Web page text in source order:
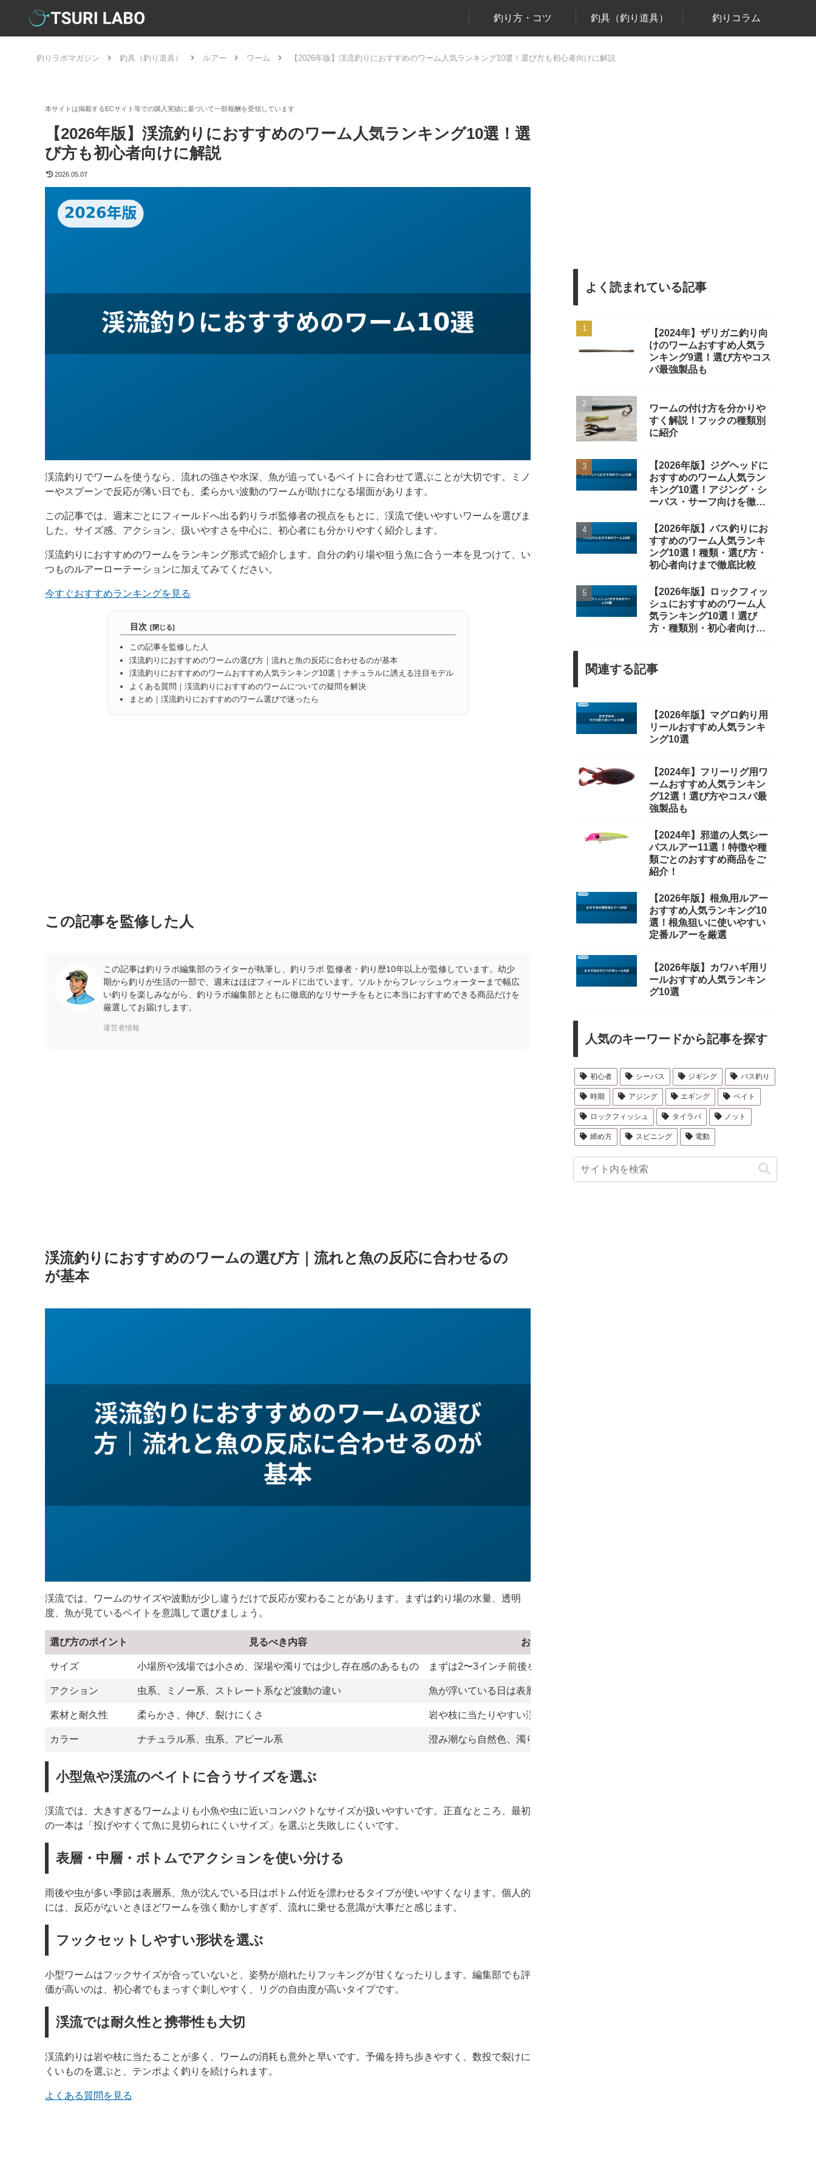
釣り方・コツ 釣具（釣り道具） 釣りコラム
釣りラボマガジン 釣具（釣り道具） ルアー ワーム 【2026年版】渓流釣りにおすすめのワーム人気ランキング10選！選び方も初心者向けに解説
【2026年版】渓流釣りにおすすめのワーム人気ランキング10選！選
び方も初心者向けに解説
2026.05.07
渓流釣りでワームを使うなら、流れの強さや水深、魚が追っているベイトに合わせて選ぶことが大切です。ミノ
ーやスプーンで反応が薄い日でも、柔らかい波動のワームが助けになる場面があります。
この記事では、週末ごとにフィールドへ出る釣りラボ監修者の視点をもとに、渓流で使いやすいワームを選びま
した。サイズ感、アクション、扱いやすさを中心に、初心者にも分かりやすく紹介します。
渓流釣りにおすすめのワームをランキング形式で紹介します。自分の釣り場や狙う魚に合う一本を見つけて、い
つものルアーローテーションに加えてみてください。
今すぐおすすめランキングを見る
目次
この記事を監修した人
渓流釣りにおすすめのワームの選び方｜流れと魚の反応に合わせるのが基本
渓流釣りにおすすめのワームおすすめ人気ランキング10選｜ナチュラルに誘える注目モデル
よくある質問｜渓流釣りにおすすめのワームについての疑問を解決
まとめ｜渓流釣りにおすすめのワーム選びで迷ったら
この記事を監修した人
この記事は釣りラボ編集部のライターが執筆し、釣りラボ 監修者・釣り歴10年以上が監修しています。幼少
期から釣りが生活の一部で、週末はほぼフィールドに出ています。ソルトからフレッシュウォーターまで幅広
い釣りを楽しみながら、釣りラボ編集部とともに徹底的なリサーチをもとに本当におすすめできる商品だけを
厳選してお届けします。
運営者情報
渓流釣りにおすすめのワームの選び方｜流れと魚の反応に合わせるの
が基本
渓流では、ワームのサイズや波動が少し違うだけで反応が変わることがあります。まずは釣り場の水量、透明
度、魚が見ているベイトを意識して選びましょう。
選び方のポイント 見るべき内容 おすすめの使い方
サイズ 小場所や浅場では小さめ、深場や濁りでは少し存在感のあるもの まずは2〜3インチ前後を基準にする
アクション 虫系、ミノー系、ストレート系など波動の違い 魚が浮いている日は表層、沈んでいる日はボトム付近を探る
素材と耐久性 柔らかさ、伸び、裂けにくさ 岩や枝に当たりやすい渓流では耐久性も重視する
カラー ナチュラル系、虫系、アピール系 澄み潮なら自然色、濁りやローライトなら見つけやすい色
小型魚や渓流のベイトに合うサイズを選ぶ
渓流では、大きすぎるワームよりも小魚や虫に近いコンパクトなサイズが扱いやすいです。正直なところ、最初
の一本は「投げやすくて魚に見切られにくいサイズ」を選ぶと失敗しにくいです。
表層・中層・ボトムでアクションを使い分ける
雨後や虫が多い季節は表層系、魚が沈んでいる日はボトム付近を漂わせるタイプが使いやすくなります。個人的
には、反応がないときほどワームを強く動かしすぎず、流れに乗せる意識が大事だと感じます。
フックセットしやすい形状を選ぶ
小型ワームはフックサイズが合っていないと、姿勢が崩れたりフッキングが甘くなったりします。編集部でも評
価が高いのは、初心者でもまっすぐ刺しやすく、リグの自由度が高いタイプです。
渓流では耐久性と携帯性も大切
渓流釣りは岩や枝に当たることが多く、ワームの消耗も意外と早いです。予備を持ち歩きやすく、数投で裂けに
くいものを選ぶと、テンポよく釣りを続けられます。
よくある質問を見る
よく読まれている記事
【2024年】ザリガニ釣り向
けのワームおすすめ人気ラ
ンキング9選！選び方やコス
パ最強製品も
ワームの付け方を分かりや
すく解説！フックの種類別
に紹介
【2026年版】ジグヘッドに
おすすめのワーム人気ラン
キング10選！アジング・シ
ーバス・サーフ向けを徹底
【2026年版】バス釣りにお
すすめのワーム人気ランキ
ング10選！種類・選び方・
初心者向けまで徹底比較
【2026年版】ロックフィッ
シュにおすすめのワーム人
気ランキング10選！選び
方・種類別・初心者向けを
関連する記事
【2026年版】マグロ釣り用
リールおすすめ人気ランキ
ング10選
【2024年】フリーリグ用ワ
ームおすすめ人気ランキン
グ12選！選び方やコスパ最
強製品も
【2024年】邪道の人気シー
バスルアー11選！特徴や種
類ごとのおすすめ商品をご
紹介！
【2026年版】根魚用ルアー
おすすめ人気ランキング10
選！根魚狙いに使いやすい
定番ルアーを厳選
【2026年版】カワハギ用リ
ールおすすめ人気ランキン
グ10選
人気のキーワードから記事を探す
初心者 シーバス ジギング バス釣り
時期 アジング エギング ベイト
ロックフィッシュ タイラバ ノット
締め方 スピニング 電動